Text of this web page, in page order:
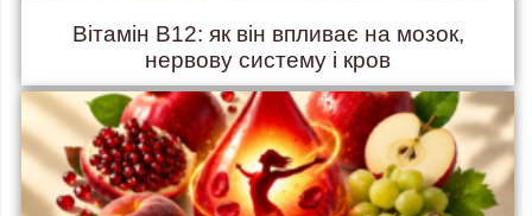
Вітамін B12: як він впливає на мозок,
нервову систему і кров